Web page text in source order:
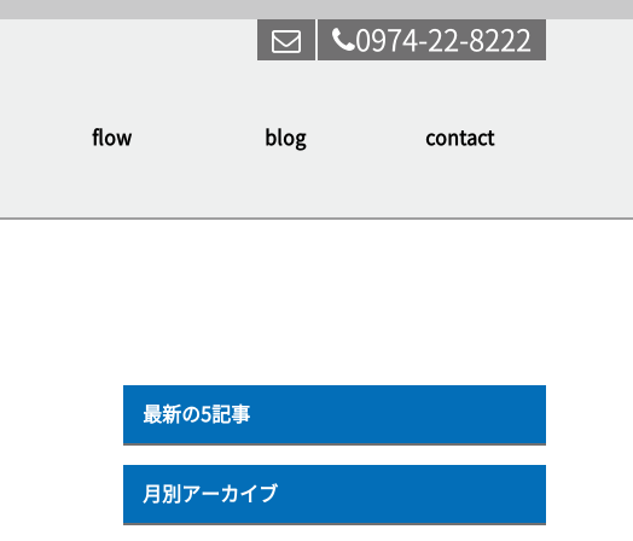
0974-22-8222
flow blog contact
最新の5記事
月別アーカイブ